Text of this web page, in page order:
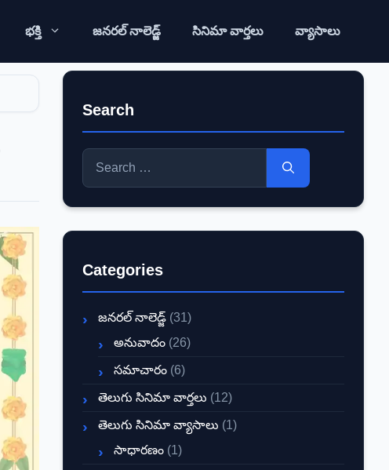
భక్తి జనరల్ నాలెడ్జ్ సినిమా వార్తలు వ్యాసాలు
Search
Search
for:
Categories
జనరల్ నాలెడ్జ్ (31)
అనువాదం (26)
సమాచారం (6)
తెలుగు సినిమా వార్తలు (12)
తెలుగు సినిమా వ్యాసాలు (1)
సాధారణం (1)